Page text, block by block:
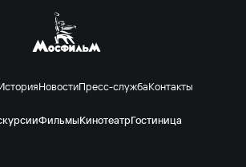
НовостиПресс-службаКонтакты
ФильмыКинотеатрГостиница